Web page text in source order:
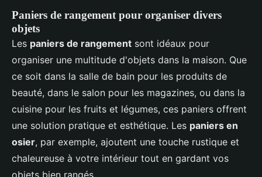
Paniers de rangement pour organiser divers
objets
Les paniers de rangement sont idéaux pour
organiser une multitude d'objets dans la maison. Que
ce soit dans la salle de bain pour les produits de
beauté, dans le salon pour les magazines, ou dans la
cuisine pour les fruits et légumes, ces paniers offrent
une solution pratique et esthétique. Les paniers en
osier, par exemple, ajoutent une touche rustique et
chaleureuse à votre intérieur tout en gardant vos